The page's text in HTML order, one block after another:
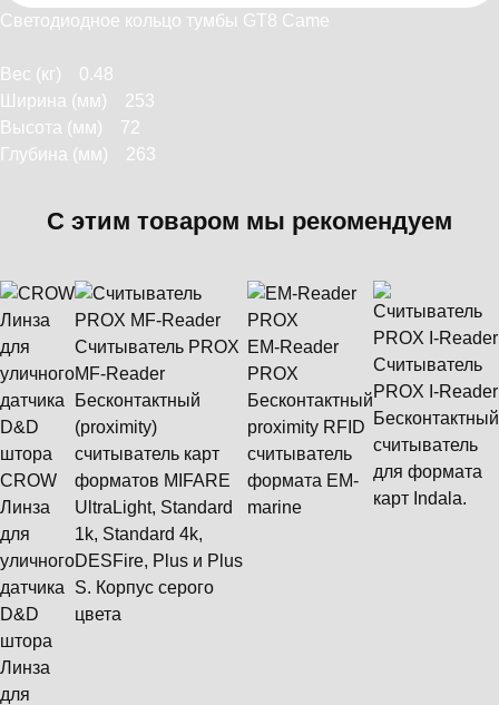
Светодиодное кольцо тумбы GT8 Came
Вес (кг) 0.48
Ширина (мм) 253
Высота (мм) 72
Глубина (мм) 263
С этим товаром мы рекомендуем
CROW
Линза
для
уличного
датчика
D&D
штора
Линза
для
Считыватель PROX
MF-Reader
Бесконтактный
(proximity)
считыватель карт
форматов MIFARE
UltraLight, Standard
1k, Standard 4k,
DESFire, Plus и Plus
S. Корпус серого
цвета
EM-Reader
PROX
Бесконтактный
proximity RFID
считыватель
формата ЕМ-
marine
Считыватель
PROX I-Reader
Бесконтактный
считыватель
для формата
карт Indala.